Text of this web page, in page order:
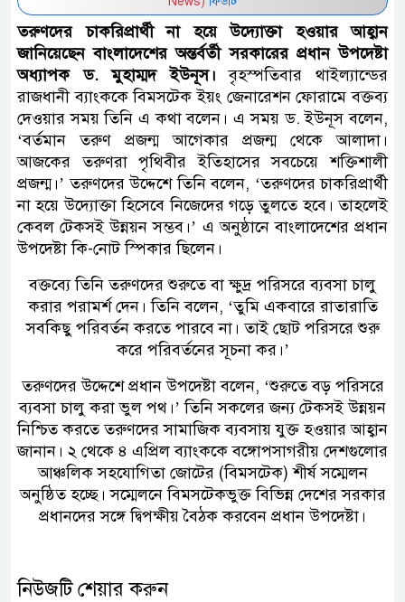
তরুণদের চাকরিপ্রার্থী না হয়ে উদ্যোক্তা হওয়ার আহ্বান
জানিয়েছেন বাংলাদেশের অন্তর্বর্তী সরকারের প্রধান উপদেষ্টা
অধ্যাপক ড. মুহাম্মদ ইউনূস। বৃহস্পতিবার থাইল্যান্ডের
রাজধানী ব্যাংককে বিমসটেক ইয়ং জেনারেশন ফোরামে বক্তব্য
দেওয়ার সময় তিনি এ কথা বলেন। এ সময় ড. ইউনূস বলেন,
‘বর্তমান তরুণ প্রজন্ম আগেকার প্রজন্ম থেকে আলাদা।
আজকের তরুণরা পৃথিবীর ইতিহাসের সবচেয়ে শক্তিশালী
প্রজন্ম।’ তরুণদের উদ্দেশে তিনি বলেন, ‘তরুণদের চাকরিপ্রার্থী
না হয়ে উদ্যোক্তা হিসেবে নিজেদের গড়ে তুলতে হবে। তাহলেই
কেবল টেকসই উন্নয়ন সম্ভব।’ এ অনুষ্ঠানে বাংলাদেশের প্রধান
উপদেষ্টা কি-নোট স্পিকার ছিলেন।
বক্তব্যে তিনি তরুণদের শুরুতে বা ক্ষুদ্র পরিসরে ব্যবসা চালু
করার পরামর্শ দেন। তিনি বলেন, ‘তুমি একবারে রাতারাতি
সবকিছু পরিবর্তন করতে পারবে না। তাই ছোট পরিসরে শুরু
করে পরিবর্তনের সূচনা কর।’
তরুণদের উদ্দেশে প্রধান উপদেষ্টা বলেন, ‘শুরুতে বড় পরিসরে
ব্যবসা চালু করা ভুল পথ।’ তিনি সকলের জন্য টেকসই উন্নয়ন
নিশ্চিত করতে তরুণদের সামাজিক ব্যবসায় যুক্ত হওয়ার আহ্বান
জানান। ২ থেকে ৪ এপ্রিল ব্যাংককে বঙ্গোপসাগরীয় দেশগুলোর
আঞ্চলিক সহযোগিতা জোটের (বিমসটেক) শীর্ষ সম্মেলন
অনুষ্ঠিত হচ্ছে। সম্মেলনে বিমসটেকভুক্ত বিভিন্ন দেশের সরকার
প্রধানদের সঙ্গে দ্বিপক্ষীয় বৈঠক করবেন প্রধান উপদেষ্টা।
নিউজটি শেয়ার করুন